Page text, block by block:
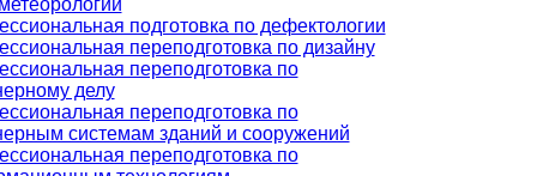
подготовка по дефектологии
переподготовка по дизайну
переподготовка по
делу
переподготовка по
системам зданий и сооружений
переподготовка по